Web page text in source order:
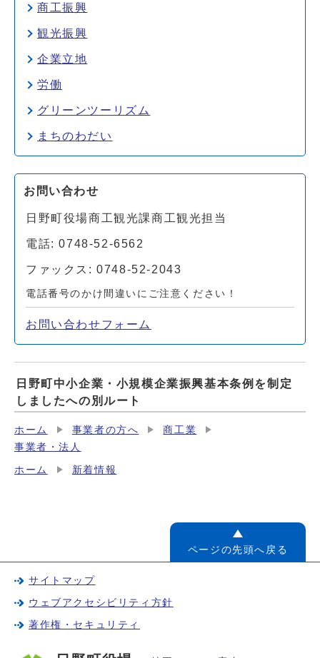
商工振興
観光振興
企業立地
労働
グリーンツーリズム
まちのわだい
お問い合わせ
日野町役場商工観光課商工観光担当
電話: 0748-52-6562
ファックス: 0748-52-2043
電話番号のかけ間違いにご注意ください！
お問い合わせフォーム
日野町中小企業・小規模企業振興基本条例を制定
しましたへの別ルート
ホーム 事業者の方へ
商工業
事業者・法人
ホーム 新着情報
ページの先頭へ戻る
サイトマップ
ウェブアクセシビリティ方針
著作権・セキュリティ